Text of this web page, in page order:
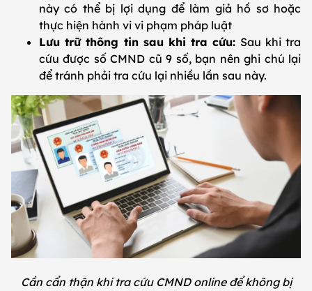
này có thể bị lợi dụng để làm giả hồ sơ hoặc
thực hiện hành vi vi phạm pháp luật
Lưu trữ thông tin sau khi tra cứu: Sau khi tra
cứu được số CMND cũ 9 số, bạn nên ghi chú lại
để tránh phải tra cứu lại nhiều lần sau này.
Cần cẩn thận khi tra cứu CMND online để không bị